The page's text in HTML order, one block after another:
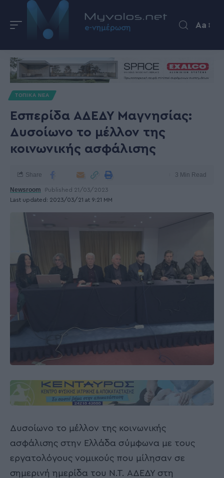
Aa
ΤΟΠΙΚΑ ΝΕΑ
Εσπερίδα ΑΔΕΔΥ Μαγνησίας:
Δυσοίωνο το μέλλον της
κοινωνικής ασφάλισης
Last updated: 2023/03/21 at 9:21 ΜΜ
Newsroom Published 21/03/2023
Share 3 Min Read
Δυσοίωνο το μέλλον της κοινωνικής
ασφάλισης στην Ελλάδα σύμφωνα με τους
εργατολόγους νομικούς που μίλησαν σε
σημερινή ημερίδα του Ν.Τ. ΑΔΕΔΥ στη